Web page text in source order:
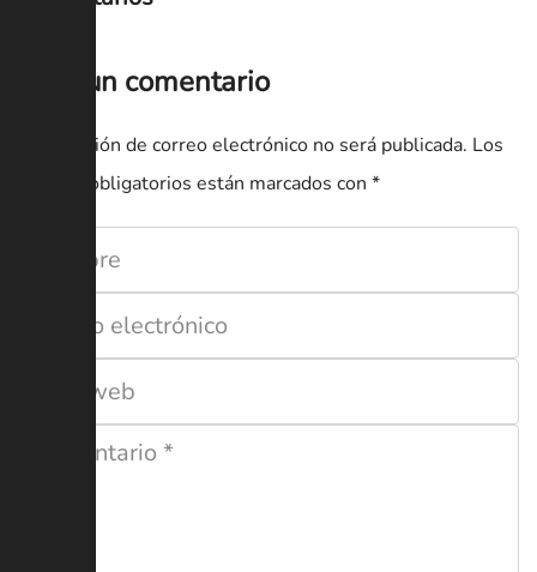
Deja un comentario
Tu dirección de correo electrónico no será publicada. Los
campos obligatorios están marcados con *